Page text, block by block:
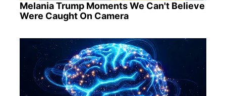
Melania Trump Moments We Can't Believe
Were Caught On Camera